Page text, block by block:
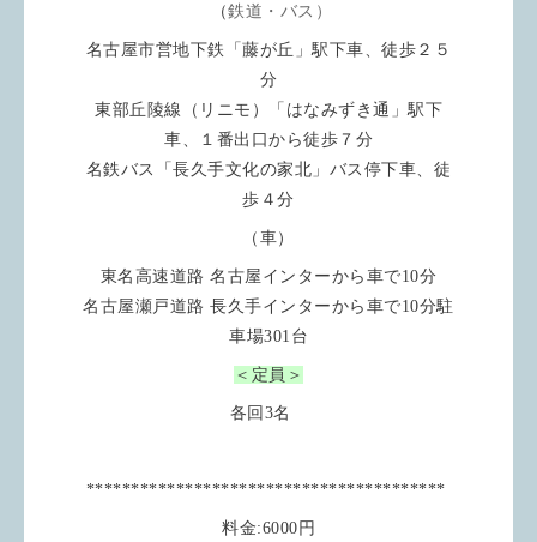
（鉄道・バス）
名古屋市営地下鉄「藤が丘」駅下車、徒歩２５
分
東部丘陵線（リニモ）「はなみずき通」駅下
車、１番出口から徒歩７分
名鉄バス「長久手文化の家北」バス停下車、徒
歩４分
（車）
東名高速道路 名古屋インターから車で10分
名古屋瀬戸道路 長久手インターから車で10分駐
車場301台
＜定員＞
各回3名
****************************************
料金:6000円